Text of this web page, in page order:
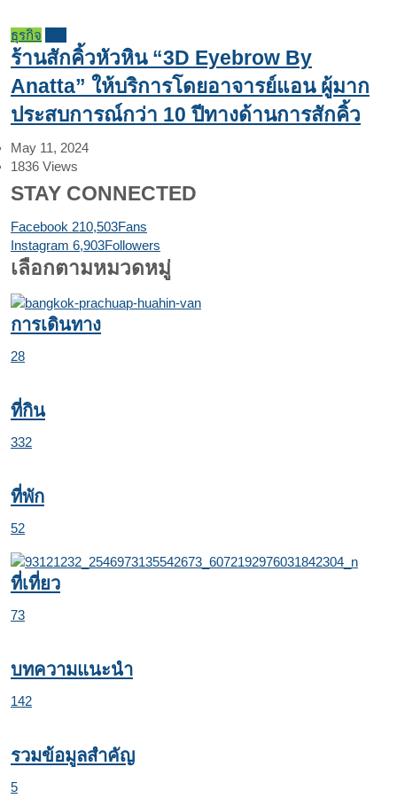
ธุรกิจ
ร้านสักคิ้วหัวหิน “3D Eyebrow By
Anatta” ให้บริการโดยอาจารย์แอน ผู้มาก
ประสบการณ์กว่า 10 ปีทางด้านการสักคิ้ว
May 11, 2024
1836 Views
STAY CONNECTED
Facebook 210,503Fans
Instagram 6,903Followers
เลือกตามหมวดหมู่
การเดินทาง
28
ที่กิน
332
ที่พัก
52
ที่เที่ยว
73
บทความแนะนำ
142
รวมข้อมูลสำคัญ
5